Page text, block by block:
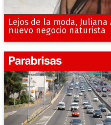
Lejos de la moda,
nuevo negocio naturista